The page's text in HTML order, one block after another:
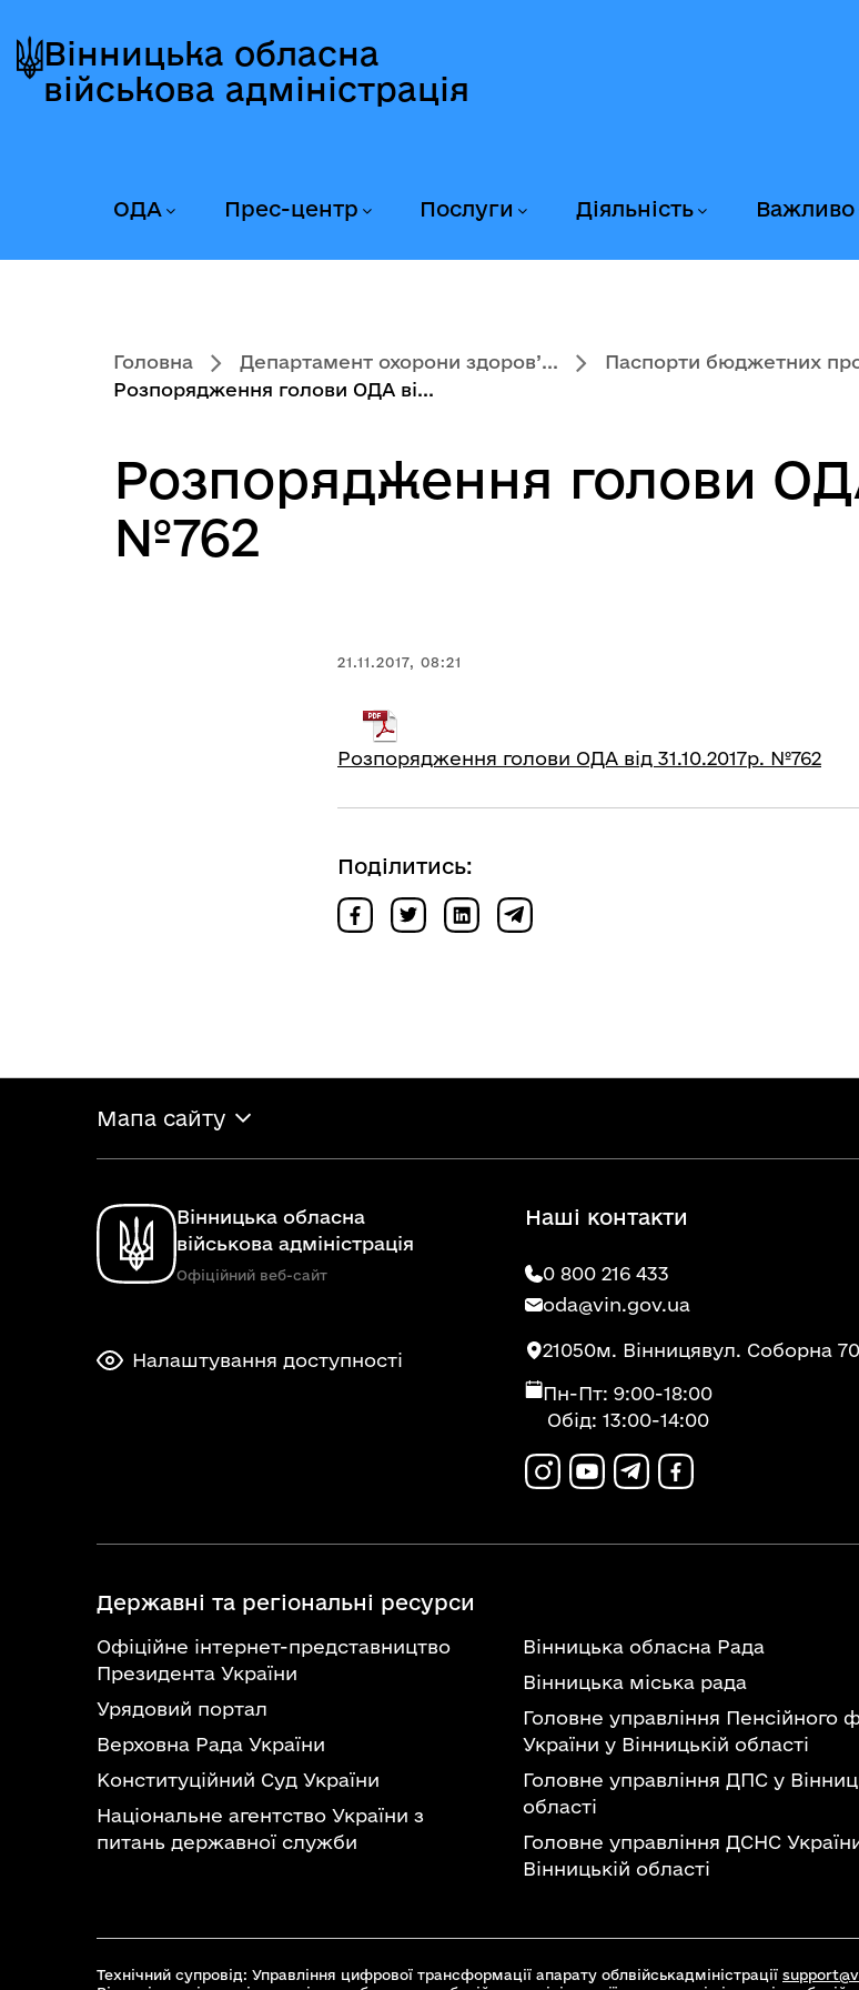
до
головного
до
головного
вмісту
до
головного
колонтитула
Вінницька обласна
військова адміністрація
ОДА Прес-центр Послуги Діяльність Важливо
Головна Департамент охорони здоров’... Паспорти бюджетних
Розпорядження голови ОДА ві...
Розпорядження голови
№762
21.11.2017, 08:21
Розпорядження голови ОДА від 31.10.2017р. №762
Поділитись:
Мапа сайту
Вінницька обласна
військова адміністрація
Офіційний веб-сайт
Налаштування доступності
Наші контакти
0 800 216 433
oda@vin.gov.ua
21050м. Вінницявул. Соборна 70
Пн-Пт: 9:00-18:00
Обід: 13:00-14:00
Державні та регіональні ресурси
Офіційне інтернет-представництво
Президента України
Урядовий портал
Верховна Рада України
Конституційний Суд України
Національне агентство України з
питань державної служби
Вінницька обласна Рада
Вінницька міська рада
Головне управління Пенсійного
України у Вінницькій області
Головне управління ДПС у
області
Головне управління ДСНС
Вінницькій області
Технічний супровід: Управління цифрової трансформації апарату облвійськадміністрації